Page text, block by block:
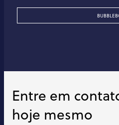
Entre em
hoje mesmo